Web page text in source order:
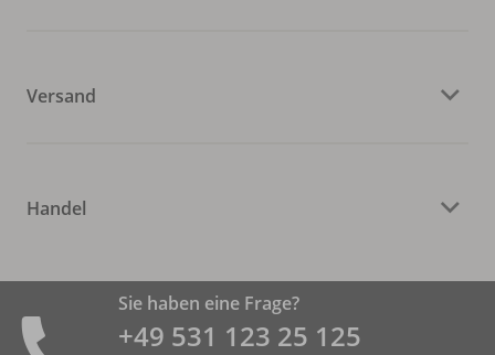
Versand
Handel
Sie haben eine Frage?
+49 531 ­123 25 125